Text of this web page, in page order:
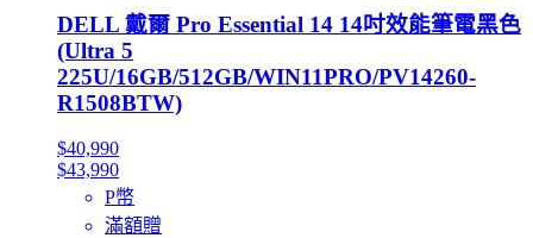
DELL 戴爾 Pro Essential 14 14吋效能筆電黑色
(Ultra 5
225U/16GB/512GB/WIN11PRO/PV14260-
R1508BTW)
$40,990
$43,990
P幣
滿額贈